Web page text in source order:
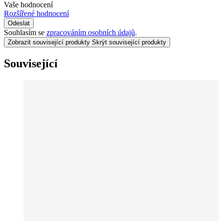
Vaše hodnocení
Rozšířené hodnocení
Odeslat
Souhlasím se zpracováním osobních údajů.
Zobrazit související produkty Skrýt související produkty
Související